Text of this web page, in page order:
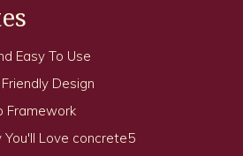
Easy To Use
Design
Framework
Love concrete5